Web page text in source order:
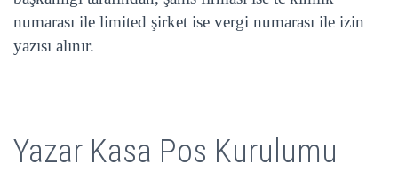
numarası ile limited şirket ise vergi numarası ile izin
yazısı alınır.
Yazar Kasa Pos Kurulumu